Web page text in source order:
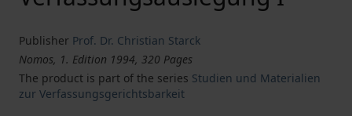
Publisher Prof. Dr. Christian Starck
Nomos, 1. Edition 1994, 320 Pages
The product is part of the series Studien und Materialien
zur Verfassungsgerichtsbarkeit